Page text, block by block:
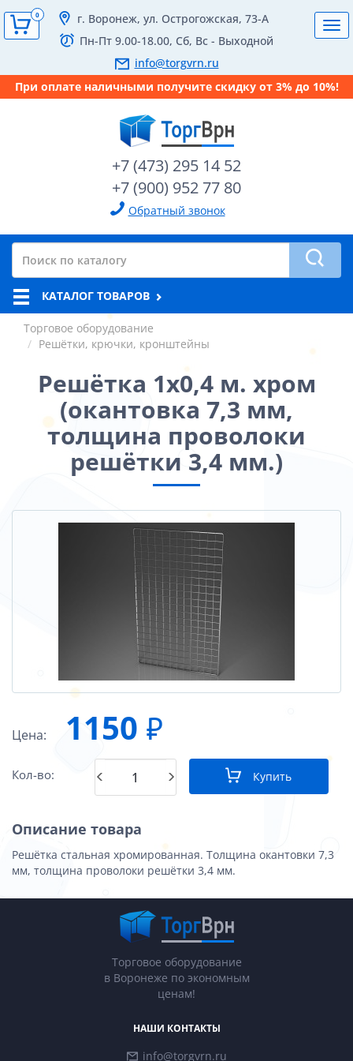
г. Воронеж, ул. Острогожская, 73-А
Пн-Пт 9.00-18.00, Сб, Вс - Выходной
info@torgvrn.ru
При оплате наличными получите скидку от 3% до 10%!
+7 (473) 295 14 52
+7 (900) 952 77 80
Обратный звонок
0
КАТАЛОГ ТОВАРОВ
Торговое оборудование
Решётки, крючки, кронштейны
Решётка 1х0,4 м. хром
(окантовка 7,3 мм,
толщина проволоки
решётки 3,4 мм.)
Цена: 1150 ₽
Кол-во: Купить
Описание товара
Решётка стальная хромированная. Толщина окантовки 7,3
мм, толщина проволоки решётки 3,4 мм.
Торговое оборудование
в Воронеже по экономным
ценам!
НАШИ КОНТАКТЫ
info@torgvrn.ru